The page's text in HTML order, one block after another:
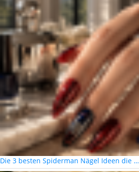
Die 3 besten Spiderman Nägel Ideen die …